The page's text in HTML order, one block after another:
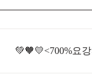
💚🧡💛<700%요